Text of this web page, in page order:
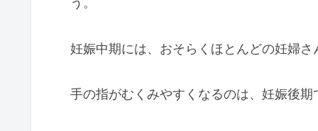
妊娠中期には、おそらくほとんどの妊婦
手の指がむくみやすくなるのは、妊娠後期